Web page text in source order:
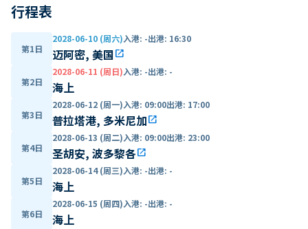
行程表
第1日
2028-06-10 (周六)入港: -出港: 16:30
迈阿密, 美国open_in_new
第2日
2028-06-11 (周日)入港: -出港: -
海上
第3日
2028-06-12 (周一)入港: 09:00出港: 17:00
普拉塔港, 多米尼加open_in_new
第4日
2028-06-13 (周二)入港: 09:00出港: 23:00
圣胡安, 波多黎各open_in_new
第5日
2028-06-14 (周三)入港: -出港: -
海上
第6日
2028-06-15 (周四)入港: -出港: -
海上